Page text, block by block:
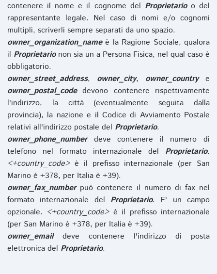
contenere il nome e il cognome del Proprietarioo del
rappresentante legale. Nel caso di nomi e/o cognomi
multipli, scriverli sempre separati da uno spazio.
owner_organization_nameè la Ragione Sociale, qualora
il Proprietarionon sia un a Persona Fisica, nel qual caso è
obbligatorio.
owner_street_address, owner_city, owner_countrye
owner_postal_codedevono contenere rispettivamente
l'indirizzo, la città (eventualmente seguita dalla
provincia), la nazione e il Codice di Avviamento Postale
relativi all'indirizzo postale del Proprietario.
owner_phone_numberdeve contenere il numero di
telefono nel formato internazionale del Proprietario.
<+country_code>è il prefisso internazionale (per San
Marino è +378, per Italia è +39).
owner_fax_numberpuò contenere il numero di fax nel
formato internazionale del Proprietario. E' un campo
opzionale. <+country_code>è il prefisso internazionale
(per San Marino è +378, per Italia è +39).
owner_emaildeve contenere l'indirizzo di posta
elettronica del Proprietario.